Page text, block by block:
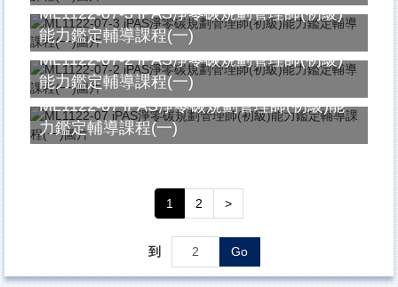
ML1122-07-3 iPAS淨零碳規劃管理師(初級)
能力鑑定輔導課程(一)
ML1122-07-2 iPAS淨零碳規劃管理師(初級)
能力鑑定輔導課程(一)
ML1122-07 iPAS淨零碳規劃管理師(初級)能
力鑑定輔導課程(一)
1 2 >
到 Go